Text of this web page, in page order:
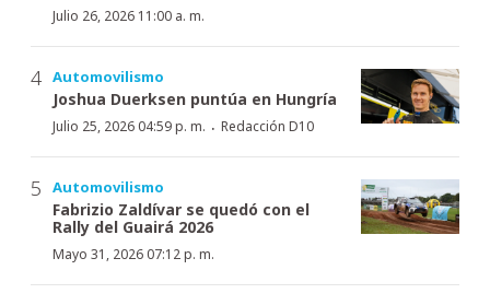
Julio 26, 2026 11:00 a. m.
Automovilismo
Joshua Duerksen puntúa en Hungría
Julio 25, 2026 04:59 p. m. · Redacción D10
Automovilismo
Fabrizio Zaldívar se quedó con el
Rally del Guairá 2026
Mayo 31, 2026 07:12 p. m.